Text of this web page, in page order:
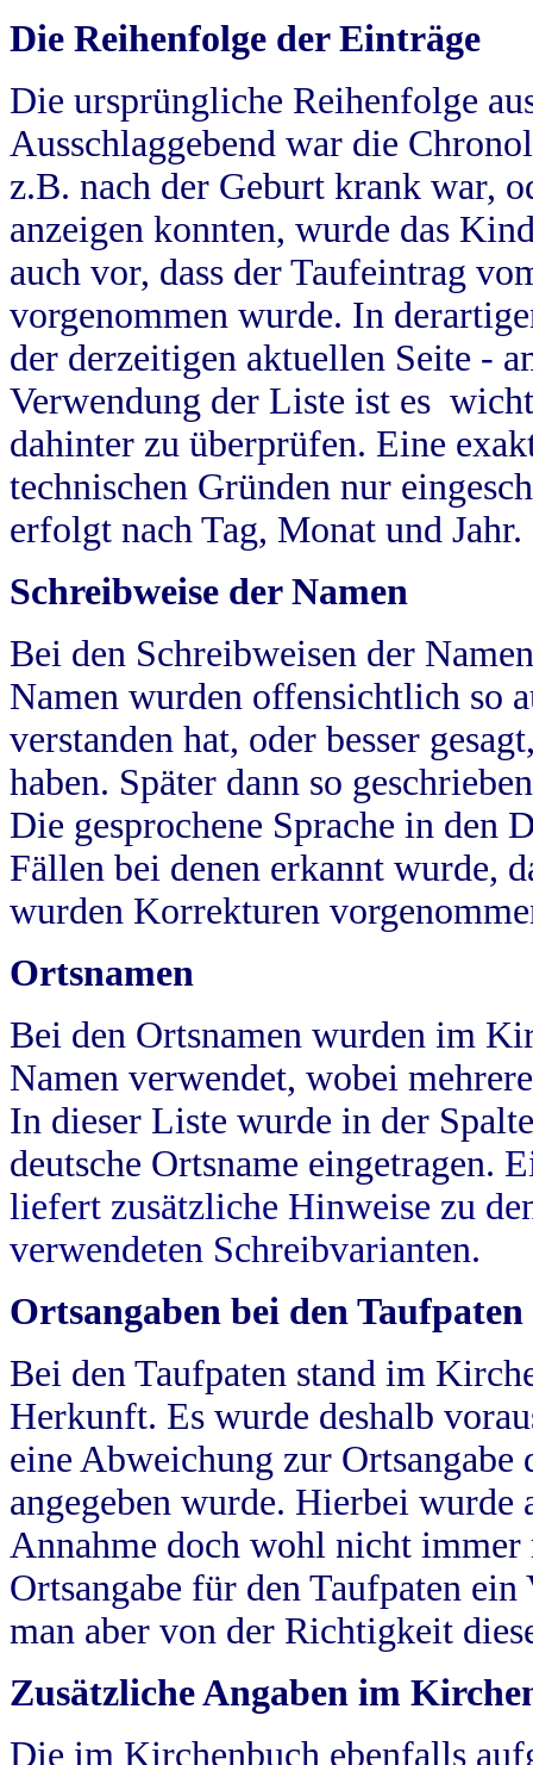
Die Reihenfolge der Einträge
Die ursprüngliche Reihenfolge
Ausschlaggebend war die
z.B. nach der Geburt krank war,
anzeigen konnten, wurde das
auch vor, dass der Taufeintrag
vorgenommen wurde. In
der derzeitigen aktuellen Seite -
Verwendung der Liste ist es
dahinter zu überprüfen. Eine
technischen Gründen nur
erfolgt nach Tag, Monat und Jahr.
Schreibweise der Namen
Bei den Schreibweisen der
Namen wurden offensichtlich so
verstanden hat, oder besser
haben. Später dann so
Die gesprochene Sprache in
Fällen bei denen erkannt wurde,
wurden Korrekturen
Ortsnamen
Bei den Ortsnamen wurden im
Namen verwendet, wobei
In dieser Liste wurde in der
deutsche Ortsname eingetragen.
liefert zusätzliche Hinweise zu
verwendeten Schreibvarianten.
Ortsangaben bei den Taufpaten
Bei den Taufpaten stand im
Herkunft. Es wurde deshalb
eine Abweichung zur
angegeben wurde. Hierbei wurde
Annahme doch wohl nicht
Ortsangabe für den Taufpaten
man aber von der Richtigkeit
Zusätzliche Angaben im
Die im Kirchenbuch ebenfalls